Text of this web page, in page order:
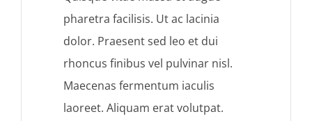
pharetra facilisis. Ut ac lacinia
dolor. Praesent sed leo et dui
rhoncus finibus vel pulvinar nisl.
Maecenas fermentum iaculis
laoreet. Aliquam erat volutpat.